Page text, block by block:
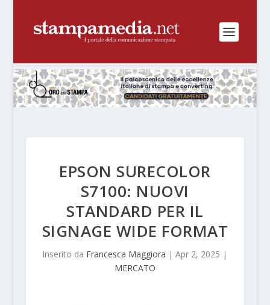
EPSON SURECOLOR
S7100: NUOVI
STANDARD PER IL
SIGNAGE WIDE FORMAT
Inserito da Francesca Maggiora |Apr 2, 2025 |
MERCATO